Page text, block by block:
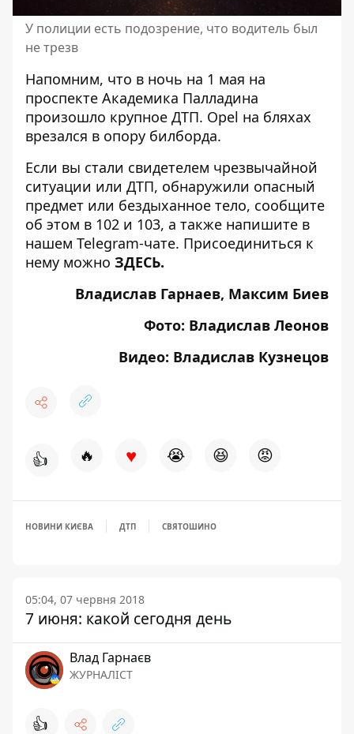
У полиции есть подозрение, что водитель был
не трезв
Напомним, что в ночь на 1 мая на
проспекте Академика Палладина
произошло крупное ДТП. Opel на бляхах
врезался в опору билборда.
Если вы стали свидетелем чрезвычайной
ситуации или ДТП, обнаружили опасный
предмет или бездыханное тело, сообщите
об этом в 102 и 103, а также напишите в
нашем Telegram-чате. Присоединиться к
нему можно ЗДЕСЬ.
Владислав Гарнаев, Максим Биев
Фото: Владислав Леонов
Видео: Владислав Кузнецов
👍 🔥 ♥ 😭 😆 😡
НОВИНИ КИЄВА ДТП СВЯТОШИНО
05:04, 07 червня 2018
7 июня: какой сегодня день
Влад Гарнаєв
ЖУРНАЛІСТ
👍